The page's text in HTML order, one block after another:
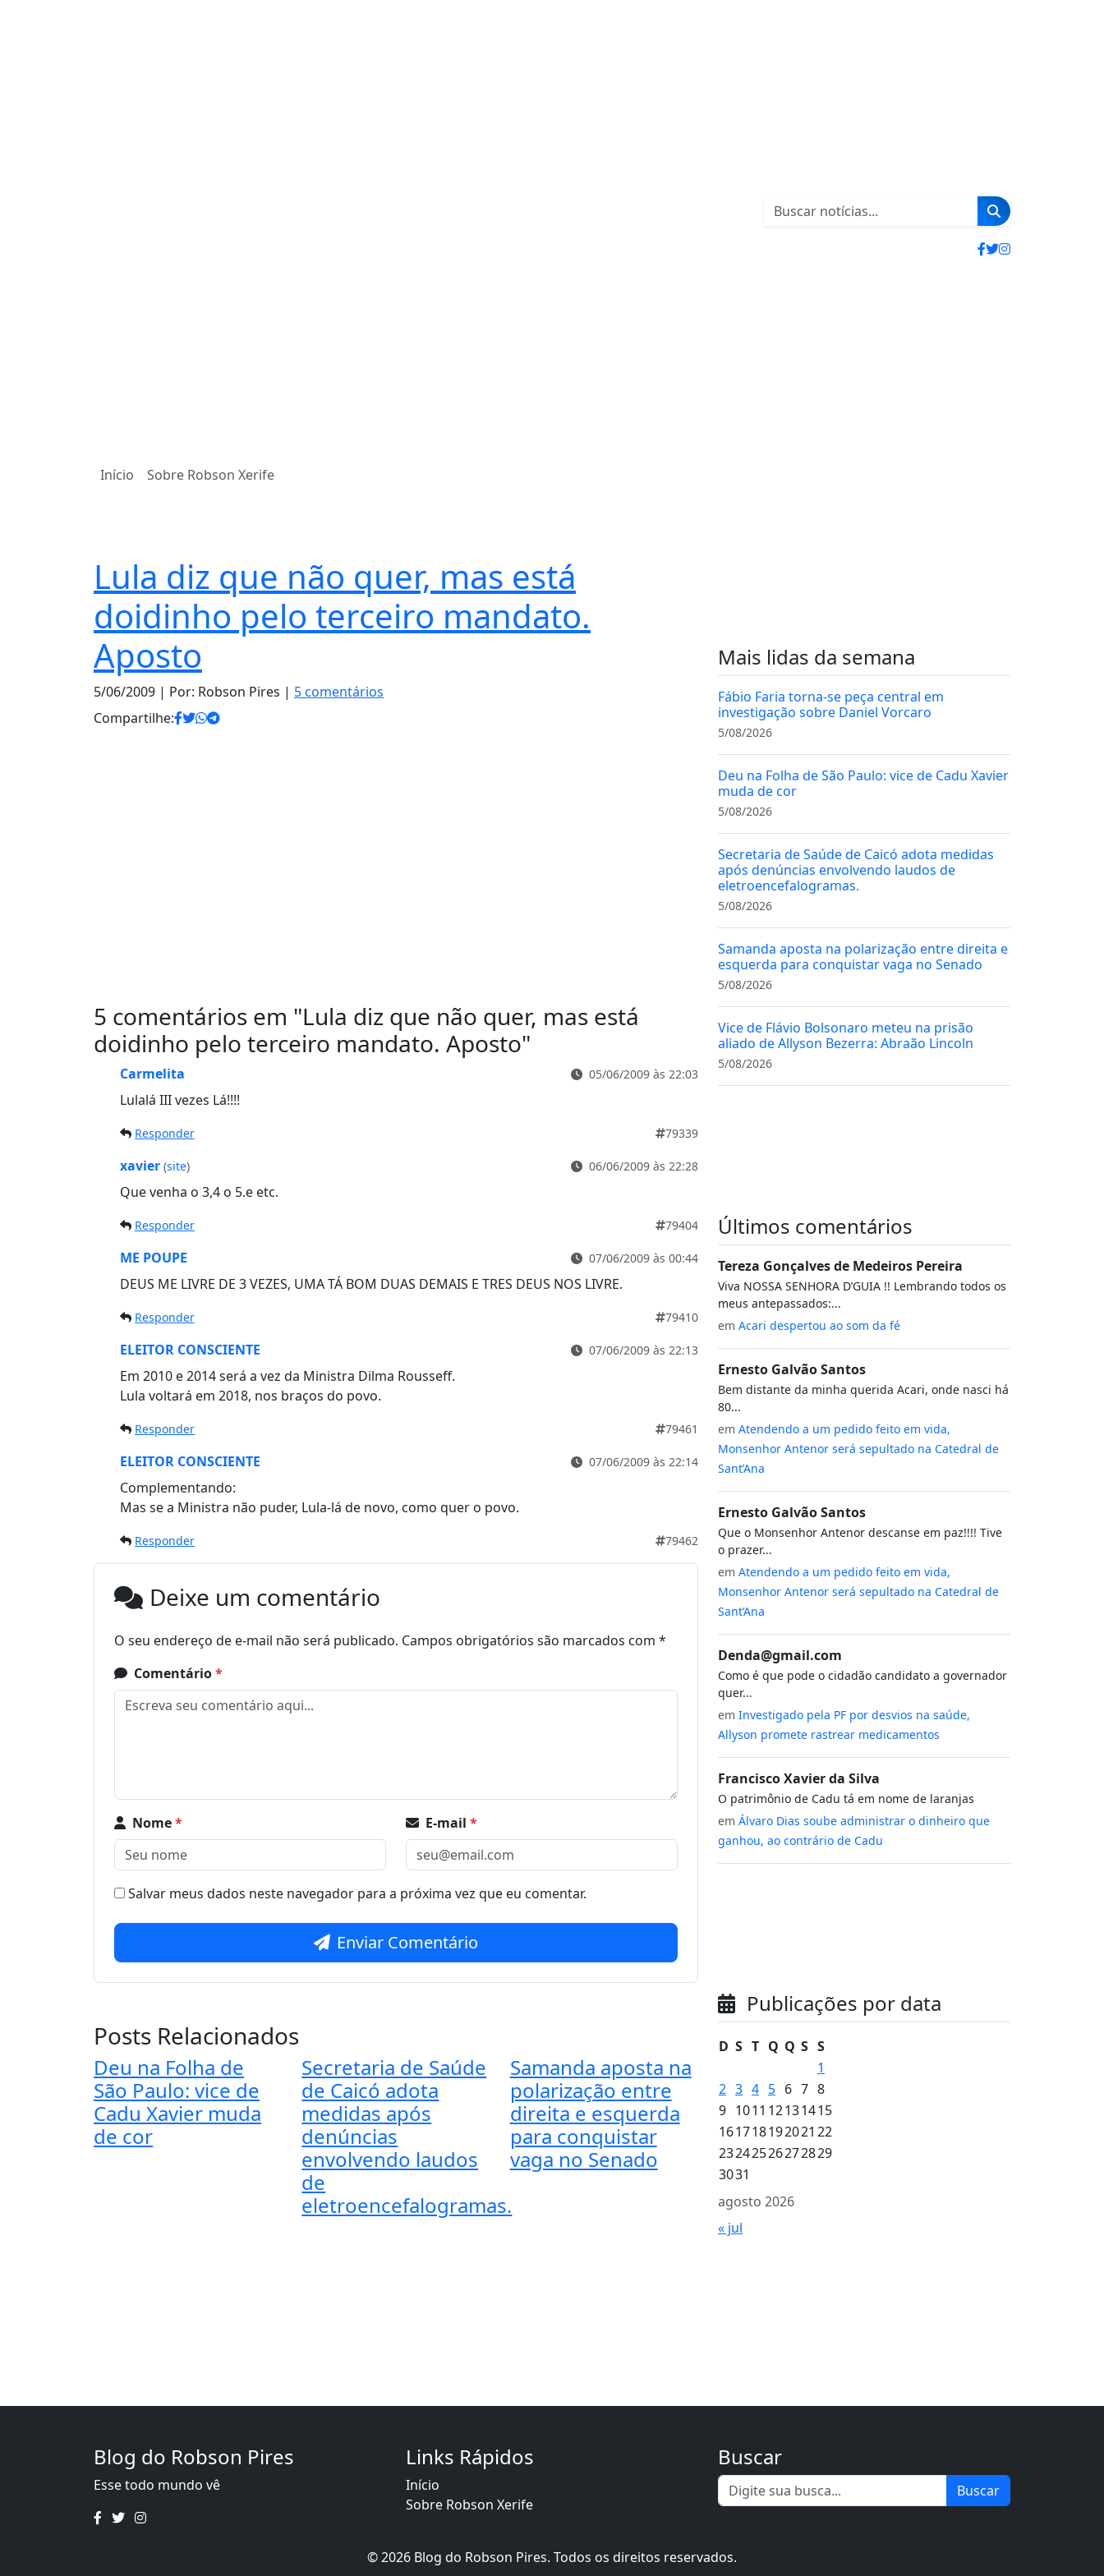
Início Sobre Robson Xerife
Lula diz que não quer, mas está
doidinho pelo terceiro mandato.
Aposto
5/06/2009 | Por: Robson Pires | 5 comentários
Compartilhe:
5 comentários em "Lula diz que não quer, mas está
doidinho pelo terceiro mandato. Aposto"
Carmelita 05/06/2009 às 22:03
Lulalá III vezes Lá!!!!
Responder 79339
xavier (site) 06/06/2009 às 22:28
Que venha o 3,4 o 5.e etc.
Responder 79404
ME POUPE 07/06/2009 às 00:44
DEUS ME LIVRE DE 3 VEZES, UMA TÁ BOM DUAS DEMAIS E TRES DEUS NOS LIVRE.
Responder 79410
ELEITOR CONSCIENTE 07/06/2009 às 22:13
Em 2010 e 2014 será a vez da Ministra Dilma Rousseff.
Lula voltará em 2018, nos braços do povo.
Responder 79461
ELEITOR CONSCIENTE 07/06/2009 às 22:14
Complementando:
Mas se a Ministra não puder, Lula-lá de novo, como quer o povo.
Responder 79462
Deixe um comentário
O seu endereço de e-mail não será publicado. Campos obrigatórios são marcados com *
Comentário*
Nome* E-mail *
Salvar meus dados neste navegador para a próxima vez que eu comentar.
Enviar Comentário
Posts Relacionados
Deu na Folha de
São Paulo: vice de
Cadu Xavier muda
de cor
Secretaria de Saúde
de Caicó adota
medidas após
denúncias
envolvendo laudos
de
eletroencefalogramas.
Samanda aposta na
polarização entre
direita e esquerda
para conquistar
vaga no Senado
Mais lidas da semana
Fábio Faria torna-se peça central em
investigação sobre Daniel Vorcaro
5/08/2026
Deu na Folha de São Paulo: vice de Cadu Xavier
muda de cor
5/08/2026
Secretaria de Saúde de Caicó adota medidas
após denúncias envolvendo laudos de
eletroencefalogramas.
5/08/2026
Samanda aposta na polarização entre direita e
esquerda para conquistar vaga no Senado
5/08/2026
Vice de Flávio Bolsonaro meteu na prisão
aliado de Allyson Bezerra: Abraão Lincoln
5/08/2026
Últimos comentários
Tereza Gonçalves de Medeiros Pereira
Viva NOSSA SENHORA D’GUIA !! Lembrando todos os
meus antepassados:...
em Acari despertou ao som da fé
Ernesto Galvão Santos
Bem distante da minha querida Acari, onde nasci há
80...
em Atendendo a um pedido feito em vida,
Monsenhor Antenor será sepultado na Catedral de
Sant’Ana
Ernesto Galvão Santos
Que o Monsenhor Antenor descanse em paz!!!! Tive
o prazer...
em Atendendo a um pedido feito em vida,
Monsenhor Antenor será sepultado na Catedral de
Sant’Ana
Denda@gmail.com
Como é que pode o cidadão candidato a governador
quer...
em Investigado pela PF por desvios na saúde,
Allyson promete rastrear medicamentos
Francisco Xavier da Silva
O patrimônio de Cadu tá em nome de laranjas
em Álvaro Dias soube administrar o dinheiro que
ganhou, ao contrário de Cadu
Publicações por data
agosto 2026
D S T Q Q S S
1
2 3 4 5 6 7 8
9 1011 12131415
161718192021 22
23242526272829
3031
« jul
Blog do Robson Pires
Esse todo mundo vê
Links Rápidos
Início
Sobre Robson Xerife
Buscar
Buscar
© 2026 Blog do Robson Pires. Todos os direitos reservados.